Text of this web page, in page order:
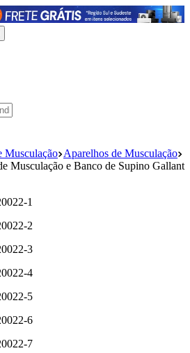
Musculação Aparelhos de Musculação
Musculação e Banco de Supino Gallant